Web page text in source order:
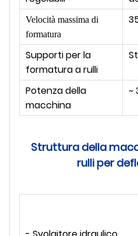
Velocità massima di
formatura
Supporti per la
formatura a rulli
Potenza della
macchina
~
Struttura della
rulli per